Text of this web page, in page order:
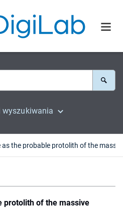
wyszukiwania
protolith of the massive